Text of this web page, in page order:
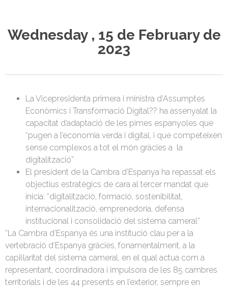
Wednesday , 15 de February de
2023
La Vicepresidenta primera i ministra d’Assumptes
Econòmics i Transformació Digital?? ha assenyalat la
capacitat d’adaptació de les pimes espanyoles que
“pugen a l’economia verda i digital, i que competeixen
sense complexos a tot el món gràcies a la
digitalització”
El president de la Cambra d’Espanya ha repassat els
objectius estratègics de cara al tercer mandat que
inicia: “digitalització, formació, sostenibilitat,
internacionalització, emprenedoria, defensa
institucional i consolidació del sistema cameral”
“La Cambra d’Espanya és una institució clau per a la
vertebració d’Espanya gràcies, fonamentalment, a la
capil·laritat del sistema cameral, en el qual actua com a
representant, coordinadora i impulsora de les 85 cambres
territorials i de les 44 presents en l’exterior, sempre en